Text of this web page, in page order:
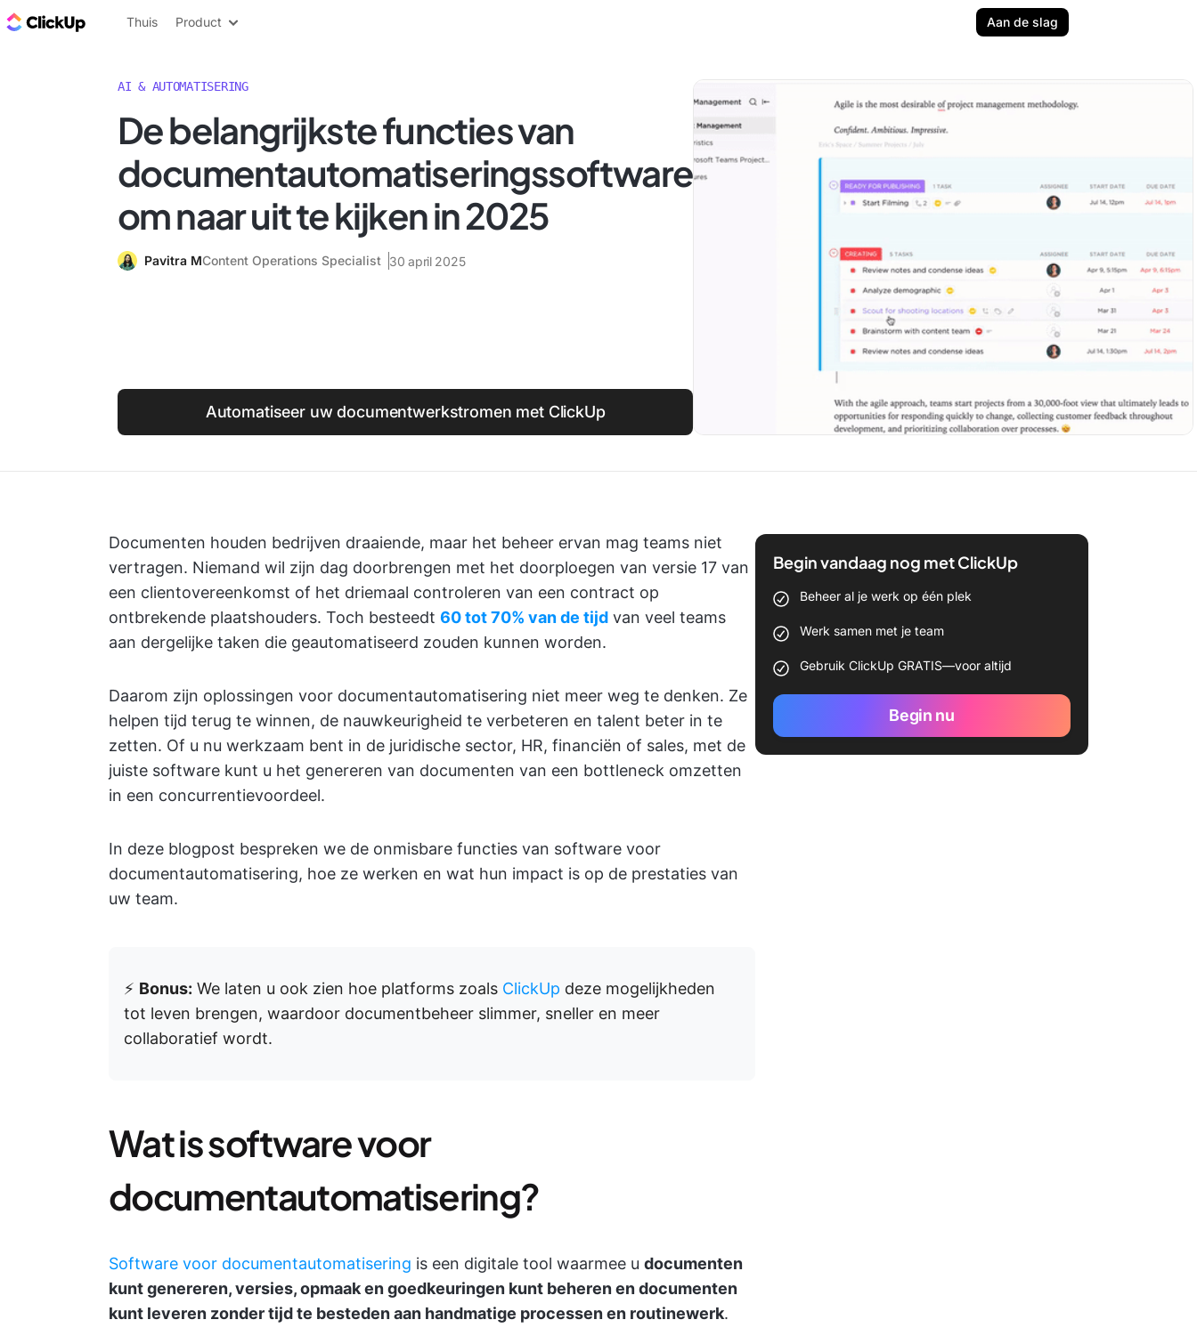
ClickUp Blog
Thuis Product Aan de slag
AI & AUTOMATISERING
De belangrijkste functies van
documentautomatiseringssoftware
om naar uit te kijken in 2025
Pavitra MContent Operations Specialist 30 april 2025
Automatiseer uw documentwerkstromen met ClickUp
Documenten houden bedrijven draaiende, maar het beheer ervan mag teams niet
vertragen. Niemand wil zijn dag doorbrengen met het doorploegen van versie 17 van
een clientovereenkomst of het driemaal controleren van een contract op
ontbrekende plaatshouders. Toch besteedt 60 tot 70% van de tijd van veel teams
aan dergelijke taken die geautomatiseerd zouden kunnen worden.
Daarom zijn oplossingen voor documentautomatisering niet meer weg te denken. Ze
helpen tijd terug te winnen, de nauwkeurigheid te verbeteren en talent beter in te
zetten. Of u nu werkzaam bent in de juridische sector, HR, financiën of sales, met de
juiste software kunt u het genereren van documenten van een bottleneck omzetten
in een concurrentievoordeel.
In deze blogpost bespreken we de onmisbare functies van software voor
documentautomatisering, hoe ze werken en wat hun impact is op de prestaties van
uw team.
⚡️ Bonus: We laten u ook zien hoe platforms zoals ClickUp deze mogelijkheden
tot leven brengen, waardoor documentbeheer slimmer, sneller en meer
collaboratief wordt.
Wat is software voor
documentautomatisering?
Software voor documentautomatisering is een digitale tool waarmee u documenten
kunt genereren, versies, opmaak en goedkeuringen kunt beheren en documenten
kunt leveren zonder tijd te besteden aan handmatige processen en routinewerk.
Begin vandaag nog met ClickUp
Beheer al je werk op één plek
Werk samen met je team
Gebruik ClickUp GRATIS—voor altijd
Begin nu